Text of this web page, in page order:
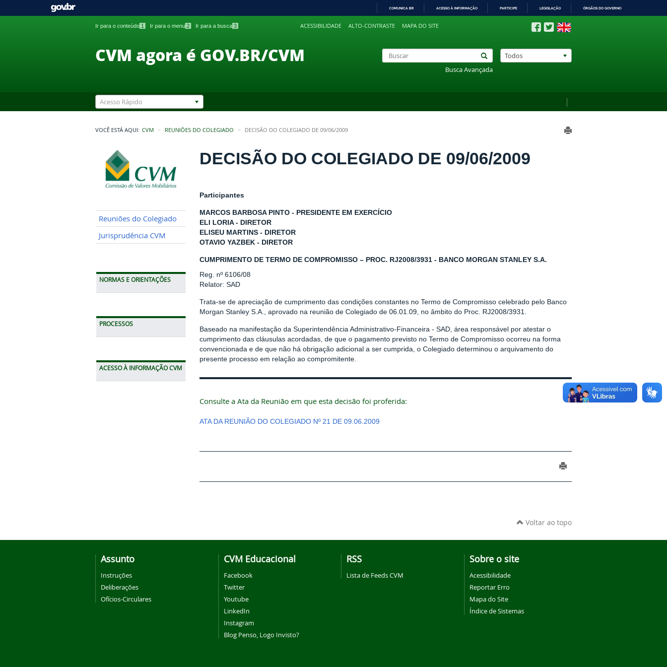
PARA
COMUNICA BR ACESSO À INFORMAÇÃO PARTICIPE LEGISLAÇÃO ÓRGÃOS DO GOVERNO
Ir para o conteúdo 1 Ir para o menu 2 Ir para a busca 3 ACESSIBILIDADE ALTO-CONTRASTE MAPA DO SITE
CVM agora é GOV.BR/CVM
Busca Avançada
Todos
Acesso Rápido
VOCÊ ESTÁ AQUI: CVM REUNIÕES DO COLEGIADO DECISÃO DO COLEGIADO DE 09/06/2009
Reuniões do Colegiado
Jurisprudência CVM
NORMAS E ORIENTAÇÕES
PROCESSOS
ACESSO À INFORMAÇÃO CVM
DECISÃO DO COLEGIADO DE 09/06/2009
Participantes
MARCOS BARBOSA PINTO - PRESIDENTE EM EXERCÍCIO
ELI LORIA - DIRETOR
ELISEU MARTINS - DIRETOR
OTAVIO YAZBEK - DIRETOR
CUMPRIMENTO DE TERMO DE COMPROMISSO – PROC. RJ2008/3931 - BANCO MORGAN STANLEY S.A.
Reg. nº 6106/08
Relator: SAD
Trata-se de apreciação de cumprimento das condições constantes no Termo de Compromisso celebrado pelo Banco
Morgan Stanley S.A., aprovado na reunião de Colegiado de 06.01.09, no âmbito do Proc. RJ2008/3931.
Baseado na manifestação da Superintendência Administrativo-Financeira - SAD, área responsável por atestar o
cumprimento das cláusulas acordadas, de que o pagamento previsto no Termo de Compromisso ocorreu na forma
convencionada e de que não há obrigação adicional a ser cumprida, o Colegiado determinou o arquivamento do
presente processo em relação ao compromitente.
Consulte a Ata da Reunião em que esta decisão foi proferida:
ATA DA REUNIÃO DO COLEGIADO Nº 21 DE 09.06.2009
Voltar ao topo
Assunto
Instruções
Deliberações
Ofícios-Circulares
CVM Educacional
Facebook
Twitter
Youtube
LinkedIn
Instagram
Blog Penso, Logo Invisto?
RSS
Lista de Feeds CVM
Sobre o site
Acessibilidade
Reportar Erro
Mapa do Site
Índice de Sistemas